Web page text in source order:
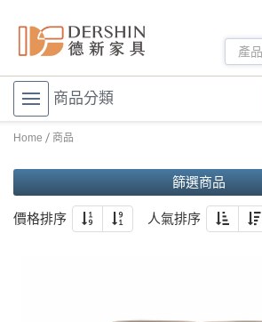
商品分類
Home 商品
篩選商品
價格排序 人氣排序